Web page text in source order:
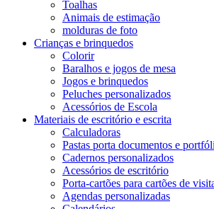
Toalhas
Animais de estimação
molduras de foto
Crianças e brinquedos
Colorir
Baralhos e jogos de mesa
Jogos e brinquedos
Peluches personalizados
Acessórios de Escola
Materiais de escritório e escrita
Calculadoras
Pastas porta documentos e
Cadernos personalizados
Acessórios de escritório
Porta-cartões para cartões de
Agendas personalizadas